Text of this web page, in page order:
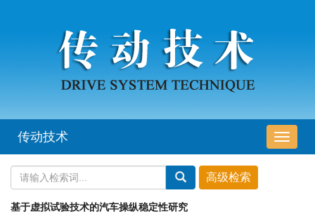
导
航
传动技术
基于虚拟试验技术的汽车操纵稳定性研究